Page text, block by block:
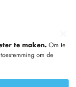
te maken. Om te
om de